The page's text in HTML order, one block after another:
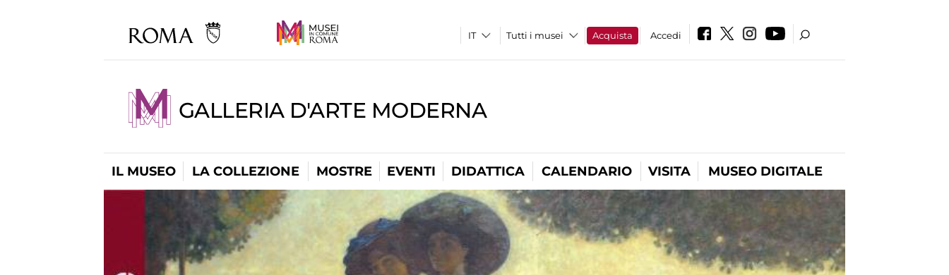
Tutti i musei Acquista Accedi
GALLERIA D'ARTE MODERNA
IL MUSEO LA COLLEZIONE MOSTRE EVENTI DIDATTICA CALENDARIO VISITA MUSEO DIGITALE